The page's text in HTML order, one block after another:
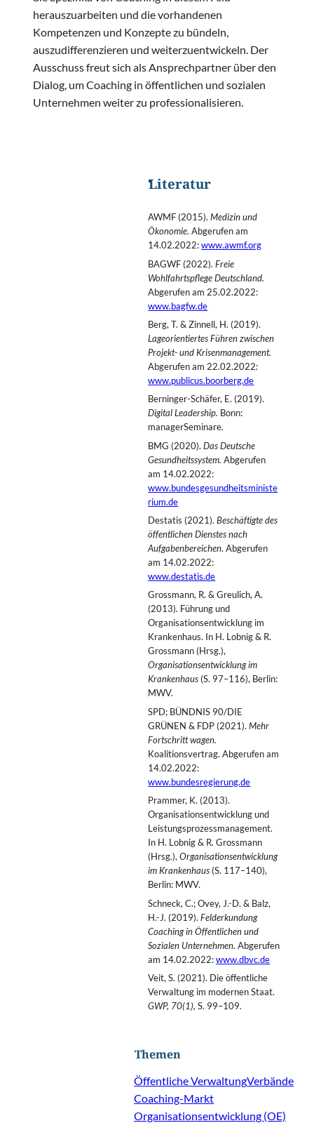
herauszuarbeiten und die vorhandenen
Kompetenzen und Konzepte zu bündeln,
auszudifferenzieren und weiterzuentwickeln. Der
Ausschuss freut sich als Ansprechpartner über den
Dialog, um Coaching in öffentlichen und sozialen
Unternehmen weiter zu professionalisieren.
Literatur
AWMF (2015).Medizin und
Ökonomie.Abgerufen am
14.02.2022:www.awmf.org
BAGWF (2022).Freie
Wohlfahrtspflege Deutschland.
Abgerufen am 25.02.2022:
www.bagfw.de
Berg, T. & Zinnell, H. (2019).
Lageorientiertes Führen zwischen
Projekt- und Krisenmanagement.
Abgerufen am 22.02.2022:
www.publicus.boorberg.de
Berninger-Schäfer, E. (2019).
Digital Leadership. Bonn:
managerSeminare.
BMG (2020).Das Deutsche
Gesundheitssystem.Abgerufen
am 14.02.2022:
www.bundesgesundheitsministe
rium.de
Destatis (2021).Beschäftigte des
öffentlichen Dienstes nach
Aufgabenbereichen. Abgerufen
am 14.02.2022:
www.destatis.de
Grossmann, R. & Greulich, A.
(2013). Führung und
Organisationsentwicklung im
Krankenhaus. In H. Lobnig & R.
Grossmann (Hrsg.),
Organisationsentwicklung im
Krankenhaus (S. 97–116), Berlin:
MWV.
SPD; BÜNDNIS 90/DIE
GRÜNEN & FDP (2021). Mehr
Fortschritt wagen.
Koalitionsvertrag. Abgerufen am
14.02.2022:
www.bundesregierung.de
Prammer, K. (2013).
Organisationsentwicklung und
Leistungsprozessmanagement.
In H. Lobnig & R. Grossmann
(Hrsg.),Organisationsentwicklung
im Krankenhaus (S. 117–140),
Berlin: MWV.
Schneck, C.; Ovey, J.-D. & Balz,
H.-J. (2019). Felderkundung
Coaching in Öffentlichen und
Sozialen Unternehmen.Abgerufen
am 14.02.2022: www.dbvc.de
Veit, S. (2021). Die öffentliche
Verwaltung im modernen Staat.
GWP, 70(1),S. 99–109.
Themen
Öffentliche VerwaltungVerbände
Coaching-Markt
Organisationsentwicklung (OE)